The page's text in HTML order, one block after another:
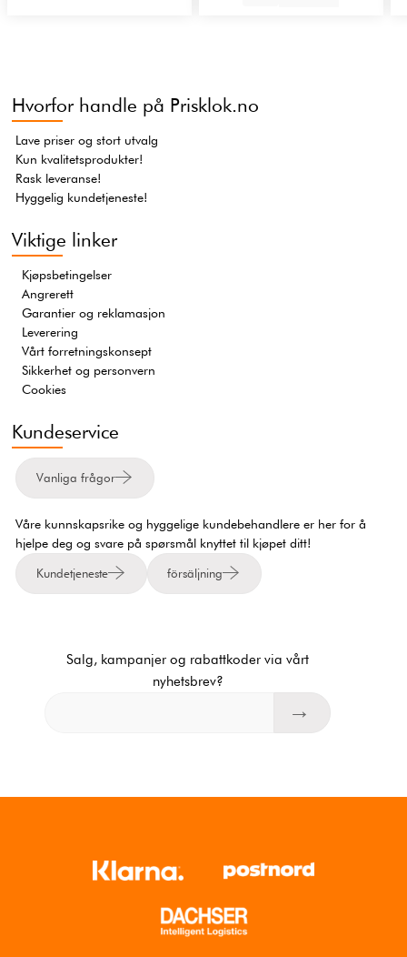
Hvorfor handle på Prisklok.no
Lave priser og stort utvalg
Kun kvalitetsprodukter!
Rask leveranse!
Hyggelig kundetjeneste!
Viktige linker
Kjøpsbetingelser
Angrerett
Garantier og reklamasjon
Leverering
Vårt forretningskonsept
Sikkerhet og personvern
Cookies
Kundeservice
Vanliga frågor
Våre kunnskapsrike og hyggelige kundebehandlere er her for å
hjelpe deg og svare på spørsmål knyttet til kjøpet ditt!
Kundetjeneste försäljning
Salg, kampanjer og rabattkoder via vårt
nyhetsbrev?